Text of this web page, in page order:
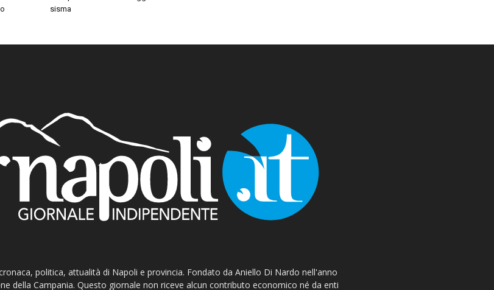
sisma
politica, attualità di Napoli e provincia. Fondato da Aniello Di Nardo nell'anno
della Campania. Questo giornale non riceve alcun contributo economico né da enti